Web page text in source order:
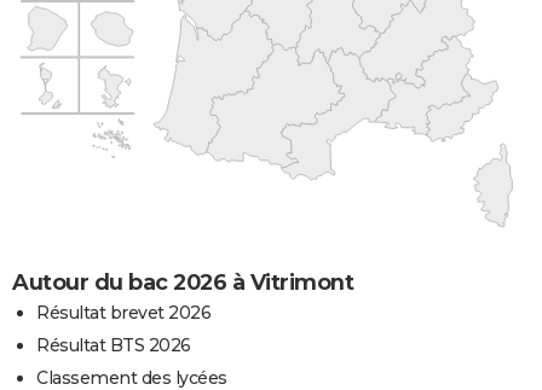
Autour du bac 2026 à Vitrimont
Résultat brevet 2026
Résultat BTS 2026
Classement des lycées